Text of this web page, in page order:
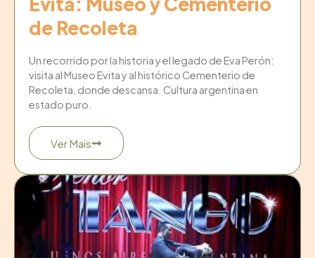
de Recoleta
Un recorrido por la historia y el legado de Eva Perón:
visita al Museo Evita y al histórico Cementerio de
Recoleta, donde descansa. Cultura argentina en
estado puro.
Ver Mais